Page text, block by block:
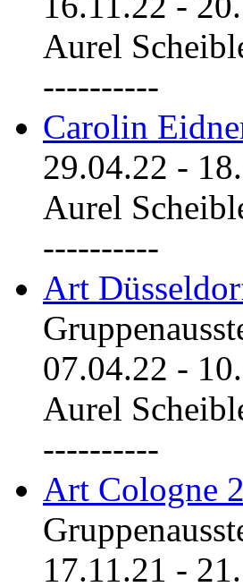
Aurel
----------
Carolin
29.04.22 -
Aurel
----------
Art
07.04.22 -
Aurel
----------
Art Cologne
17.11.21 -